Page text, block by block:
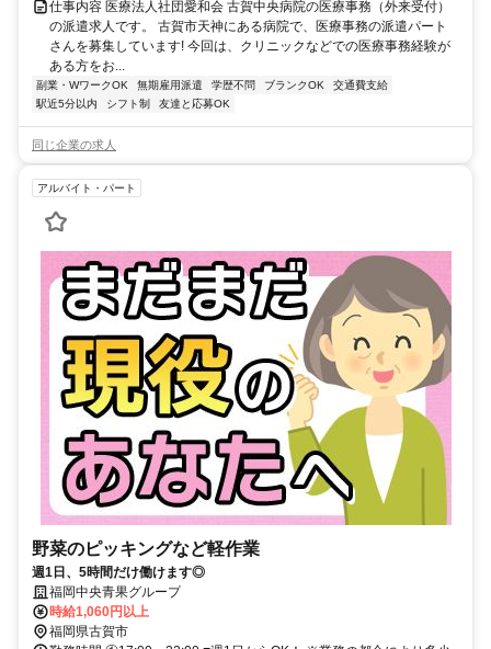
仕事内容 医療法人社団愛和会 古賀中央病院の医療事務（外来受付）
の派遣求人です。 古賀市天神にある病院で、医療事務の派遣パート
さんを募集しています! 今回は、クリニックなどでの医療事務経験が
ある方をお...
副業・WワークOK 無期雇用派遣 学歴不問 ブランクOK
交通費支給
駅近5分以内
シフト制 友達と応募OK
同じ企業の求人
アルバイト・パート
野菜のピッキングなど軽作業
週1日、5時間だけ働けます◎
福岡中央青果グループ
時給1,060円以上
福岡県古賀市